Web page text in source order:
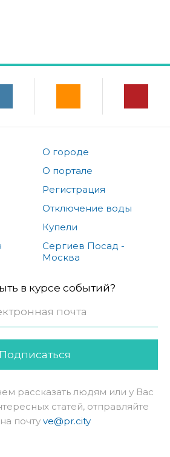
О городе
О портале
Регистрация
Отключение воды
Купели
Сергиев Посад -
Москва
в курсе событий?
Подписаться
рассказать людям или у Вас
статей, отправляйте
почту ve@pr.city